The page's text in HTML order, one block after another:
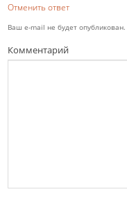
Отменить ответ
Ваш e-mail не будет опубликован.
Комментарий